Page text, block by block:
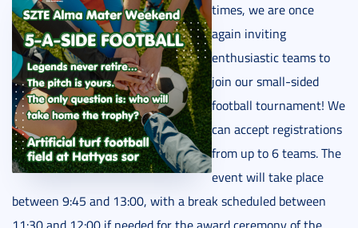
times, we are once
again inviting
enthusiastic teams to
join our small-sided
football tournament! We
can accept registrations
from up to 6 teams. The
event will take place
between 9:45 and 13:00, with a break scheduled between